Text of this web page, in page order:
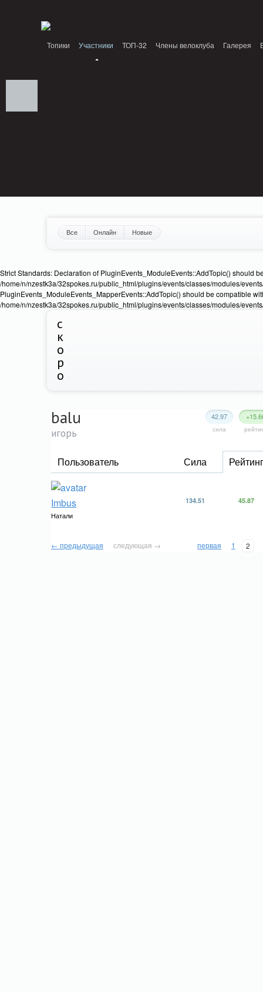
Топики Участники ТОП-32 Члены велоклуба Галерея
Все Онлайн Новые
Strict Standards: Declaration of PluginEvents_ModuleEvents::AddTopic() should
/home/n/nzestk3a/32spokes.ru/public_html/plugins/events/classes/modules/
PluginEvents_ModuleEvents_MapperEvents::AddTopic() should be compatible
/home/n/nzestk3a/32spokes.ru/public_html/plugins/events/classes/modules/
с
к
о
р
о
42.97
сила
balu
игорь
Пользователь Сила Рейтинг
Imbus
Натали
134.51 45.87
← предыдущая следующая → первая 1 2